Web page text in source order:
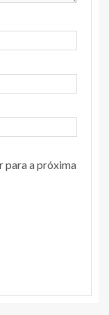
para a próxima